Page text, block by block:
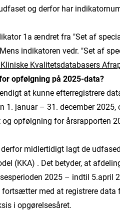
og derfor har
1a ændret fra "Set af
indikatoren vedr. "Set af
Kliniske Kvalitetsdatabasers
opfølgning på 2025-data?
at kunne efterregistrere
1. januar – 31. december
og opfølgning for årsrapporten
midlertidigt lagt de
(KKA) . Det betyder, at
2025 – indtil 5.april
fortsætter med at registrere
i opgørelsesåret.